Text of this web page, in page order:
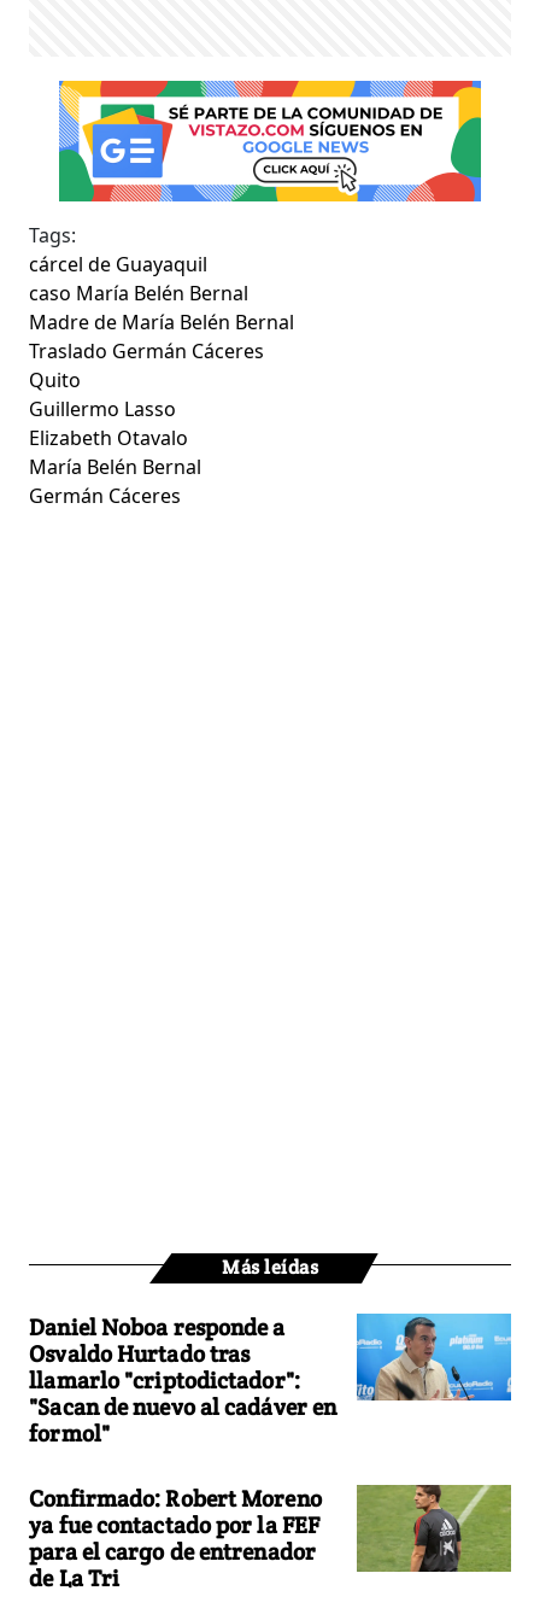
Tags:
cárcel de Guayaquil
caso María Belén Bernal
Madre de María Belén Bernal
Traslado Germán Cáceres
Quito
Guillermo Lasso
Elizabeth Otavalo
María Belén Bernal
Germán Cáceres
Más leídas
Daniel Noboa responde a
Osvaldo Hurtado tras
llamarlo "criptodictador":
"Sacan de nuevo al cadáver en
formol"
Confirmado: Robert Moreno
ya fue contactado por la FEF
para el cargo de entrenador
de La Tri